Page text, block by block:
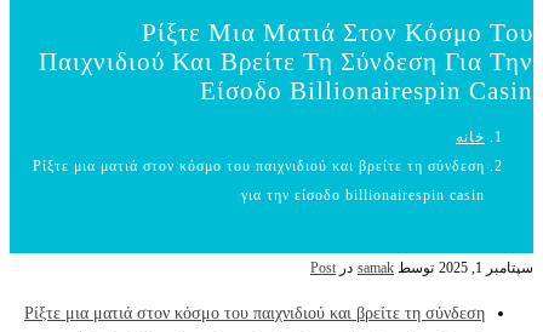
Ρίξτε Μια Ματιά Στον Κόσμο Του
Παιχνιδιού Και Βρείτε Τη Σύνδεση Για Την
Είσοδο Billionairespin Casin
خانه
Ρίξτε μια ματιά στον κόσμο του παιχνιδιού και βρείτε τη σύνδεση
για την είσοδο billionairespin casin
سپتامبر 1, 2025 توسط samak در Post
Ρίξτε μια ματιά στον κόσμο του παιχνιδιού και βρείτε τη σύνδεση